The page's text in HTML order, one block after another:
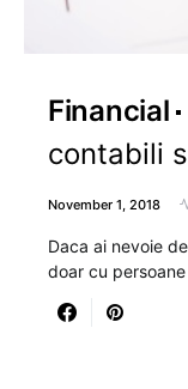
Financial
contabili
November 1, 2018
Daca ai nevoie
doar cu